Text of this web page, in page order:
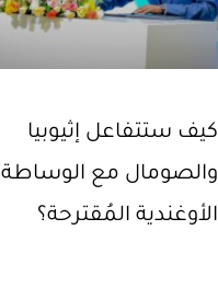
كيف ستتفاعل إثيوبيا
والصومال مع الوساطة
الأوغندية المُقترحة؟